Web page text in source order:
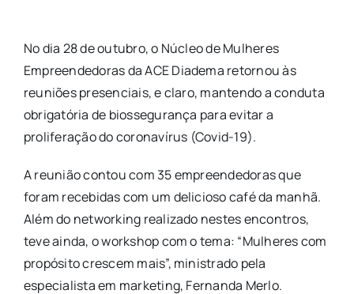
No dia 28 de outubro, o Núcleo de Mulheres
Empreendedoras da ACE Diadema retornou às
reuniões presenciais, e claro, mantendo a conduta
obrigatória de biossegurança para evitar a
proliferação do coronavírus (Covid-19).
A reunião contou com 35 empreendedoras que
foram recebidas com um delicioso café da manhã.
Além do networking realizado nestes encontros,
teve ainda, o workshop com o tema: “Mulheres com
propósito crescem mais”, ministrado pela
especialista em marketing, Fernanda Merlo.